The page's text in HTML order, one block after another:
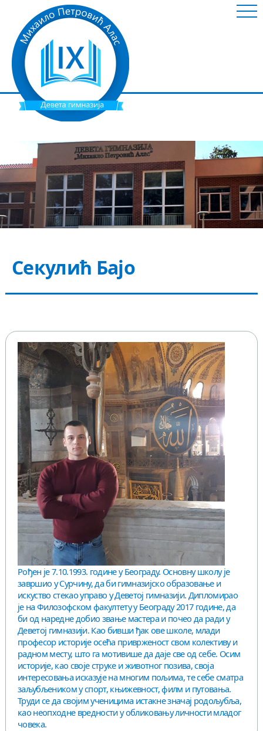
ШКОЛА
ИНФОРМАЦИЈЕ
УСПЕШНИ УЧЕНИЦИ
НАСТАВНИ МАТЕРИЈАЛ
КОНТАКТ
Секулић Бајо
Рођен је 7.10.1993. године у Београду. Основну школу је
завршио у Сурчину, да би гимназијско образовање и
искуство стекао управо у Деветој гимназији. Дипломирао
је на Филозофском факултету у Београду 2017 године, да
би од наредне добио звање мастера и почео да ради у
Деветој гимназији. Као бивши ђак ове школе, млади
професор историје осећа приврженост свом колективу и
радном месту, што га мотивише да даје све од себе. Осим
историје, као своје струке и животног позива, своја
интересовања исказује на многим пољима, те себе сматра
заљубљеником у спорт, књижевност, филм и путовања.
Труди се да својим ученицима истакне значај родољубља,
као неопходне вредности у обликовању личности младог
човека.